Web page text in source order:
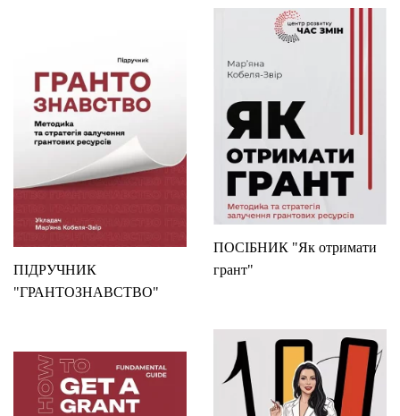
ПОСІБНИК "Як отримати
грант"
ПІДРУЧНИК
"ГРАНТОЗНАВСТВО"